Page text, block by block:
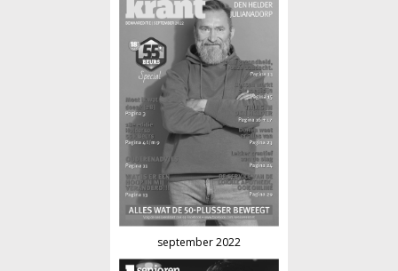
september 2022